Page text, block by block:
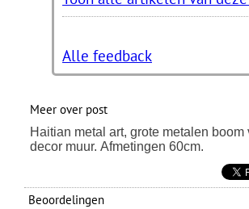
Alle feedback
Meer over post
Haitian metal art, grote metalen boom
decor muur. Afmetingen 60cm.
Beoordelingen